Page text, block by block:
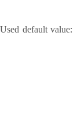
default value: